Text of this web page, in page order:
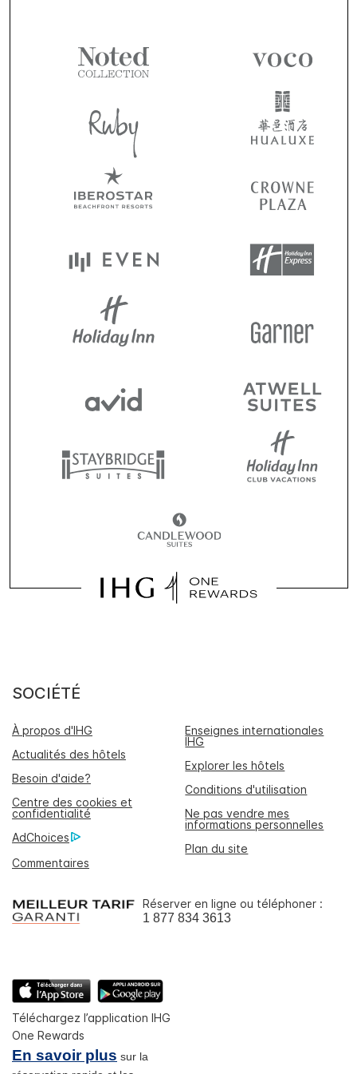
SOCIÉTÉ
À propos d'IHG
Enseignes internationales
IHG
Actualités des hôtels
Explorer les hôtels
Besoin d'aide?
Conditions d'utilisation
Centre des cookies et
confidentialité
Ne pas vendre mes
informations personnelles
AdChoices
Plan du site
Commentaires
Réserver en ligne ou téléphoner :
1 877 834 3613
Téléchargez l’application IHG
One Rewards
En savoir plus sur la